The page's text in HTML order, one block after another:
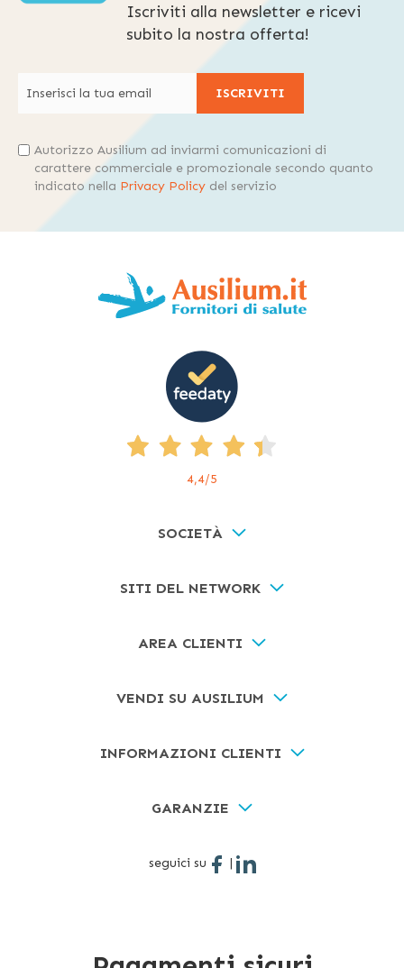
Iscriviti alla newsletter e ricevi
subito la nostra offerta!
ISCRIVITI
Autorizzo Ausilium ad inviarmi comunicazioni di
carattere commerciale e promozionale secondo quanto
indicato nella Privacy Policy del servizio
4,4/5
SOCIETÀ
SITI DEL NETWORK
AREA CLIENTI
VENDI SU AUSILIUM
INFORMAZIONI CLIENTI
GARANZIE
seguici su |